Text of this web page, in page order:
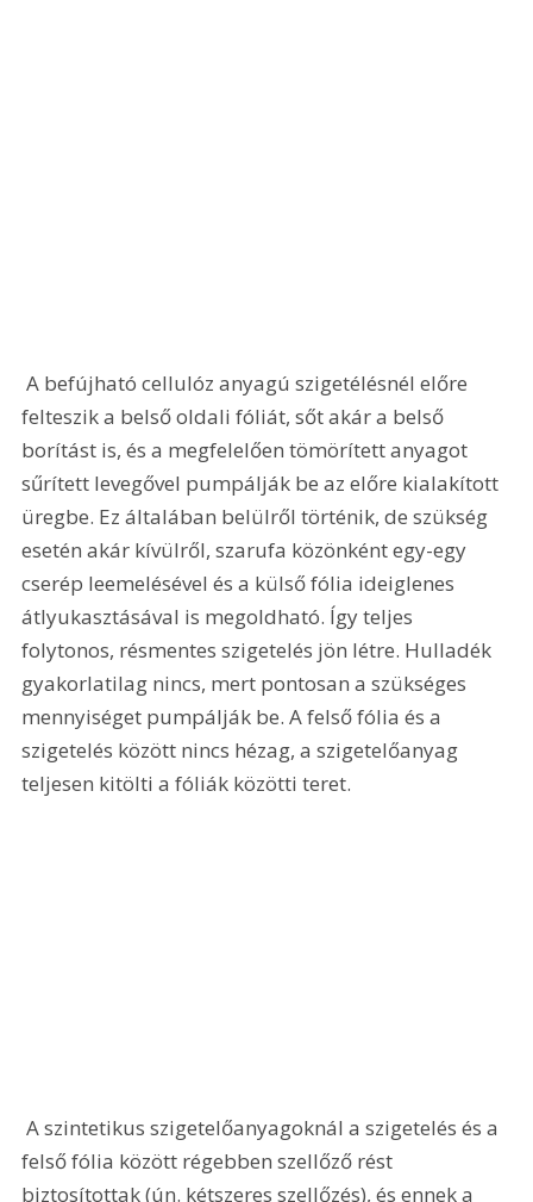
A befújható cellulóz anyagú szigetélésnél előre
felteszik a belső oldali fóliát, sőt akár a belső
borítást is, és a megfelelően tömörített anyagot
sűrített levegővel pumpálják be az előre kialakított
üregbe. Ez általában belülről történik, de szükség
esetén akár kívülről, szarufa közönként egy-egy
cserép leemelésével és a külső fólia ideiglenes
átlyukasztásával is megoldható. Így teljes
folytonos, résmentes szigetelés jön létre. Hulladék
gyakorlatilag nincs, mert pontosan a szükséges
mennyiséget pumpálják be. A felső fólia és a
szigetelés között nincs hézag, a szigetelőanyag
teljesen kitölti a fóliák közötti teret.
A szintetikus szigetelőanyagoknál a szigetelés és a
felső fólia között régebben szellőző rést
biztosítottak (ún. kétszeres szellőzés), és ennek a